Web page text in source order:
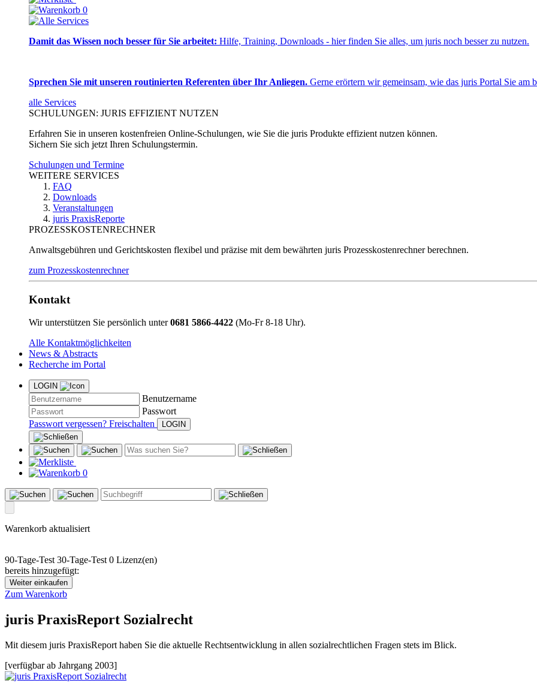
0
Damit das Wissen noch besser für Sie arbeitet: Hilfe, Training, Downloads - hier finden Sie alles, um juris noch besser zu nutzen.
Sprechen Sie mit unseren routinierten Referenten über Ihr Anliegen. Gerne erörtern wir gemeinsam, wie das juris Portal Sie am
alle Services
SCHULUNGEN: JURIS EFFIZIENT NUTZEN
Erfahren Sie in unseren kostenfreien Online-Schulungen, wie Sie die juris Produkte effizient nutzen können.
Sichern Sie sich jetzt Ihren Schulungstermin.
Schulungen und Termine
WEITERE SERVICES
FAQ
Downloads
Veranstaltungen
juris PraxisReporte
PROZESSKOSTENRECHNER
Anwaltsgebühren und Gerichtskosten flexibel und präzise mit dem bewährten juris Prozesskostenrechner berechnen.
zum Prozesskostenrechner
Kontakt
Wir unterstützen Sie persönlich unter0681 5866-4422 (Mo-Fr 8-18 Uhr).
Alle Kontaktmöglichkeiten
News & Abstracts
Recherche im Portal
LOGIN
Benutzername
Passwort
Passwort vergessen? Freischalten
0
Warenkorb aktualisiert
90-Tage-Test 30-Tage-Test 0 Lizenz(en)
bereits hinzugefügt:
Weiter einkaufen
Zum Warenkorb
juris PraxisReport Sozialrecht
Mit diesem juris PraxisReport haben Sie die aktuelle Rechtsentwicklung in allen sozialrechtlichen Fragen stets im Blick.
[verfügbar ab Jahrgang 2003]